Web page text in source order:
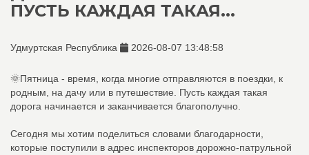
ПУСТЬ КАЖДАЯ ТАКАЯ...
Удмуртская Республика 2026-08-07 13:48:58
🌞Пятница - время, когда многие отправляются в поездки, к
родным, на дачу или в путешествие. Пусть каждая такая
дорога начинается и заканчивается благополучно.
Сегодня мы хотим поделиться словами благодарности,
которые поступили в адрес инспекторов дорожно-патрульной